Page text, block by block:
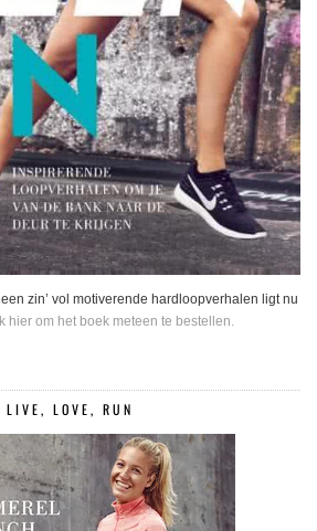
zin’ vol motiverende hardloopverhalen ligt nu
hier om het boek meteen te bestellen.
LIVE, LOVE, RUN